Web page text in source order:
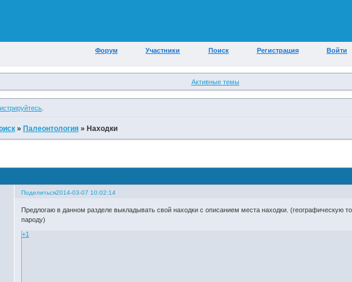
Форум Участники Поиск Регистрация Войти
Активные темы
» Палеонтология » Находки
Поделиться2014-03-07 10:02:14
Предлогаю в данном разделе выкладывать свой находки с описанием места находки. (географическую
пароду)
+1